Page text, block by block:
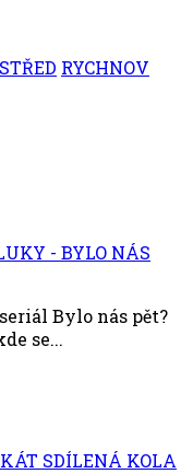
RYCHNOV
- BYLO NÁS
Bylo nás pět?
se...
SDÍLENÁ KOLA